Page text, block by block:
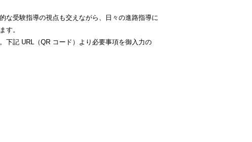
な受験指導の視点も交えながら、日々の進路指導に
す。
下記 URL（QR コード）より必要事項を御入力の